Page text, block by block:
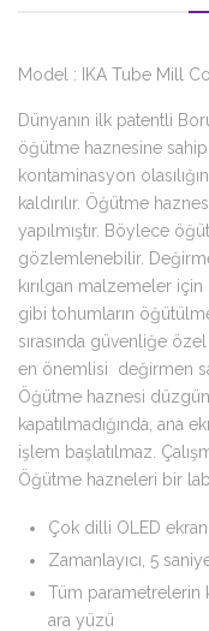
Model : IKA Tube Mill
Dünyanın ilk patentli
öğütme haznesine
kontaminasyon
kaldırılır. Öğütme
yapılmıştır. Böylece
gözlemlenebilir.
kırılgan malzemeler
gibi tohumların
sırasında güvenliğe
en önemlisi değirmen
Öğütme haznesi
kapatılmadığında, ana
işlem başlatılmaz.
Öğütme hazneleri bir
Çok dilli OLED ekran
Zamanlayıcı, 5
Tüm parametrelerin
ara yüzü